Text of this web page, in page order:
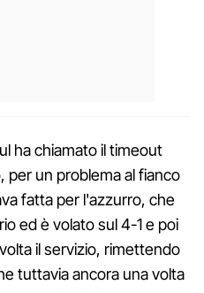
ha chiamato il timeout
per un problema al fianco
fatta per l'azzurro, che
ed è volato sul 4-1 e poi
il servizio, rimettendo
tuttavia ancora una volta